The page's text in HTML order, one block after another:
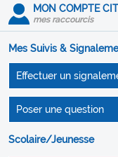
MON COMPTE
mes raccourcis
Mes Suivis &
Effectuer un
Poser une question
Scolaire/Jeunesse